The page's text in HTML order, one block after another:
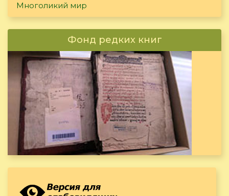
Многоликий мир
Фонд редких книг